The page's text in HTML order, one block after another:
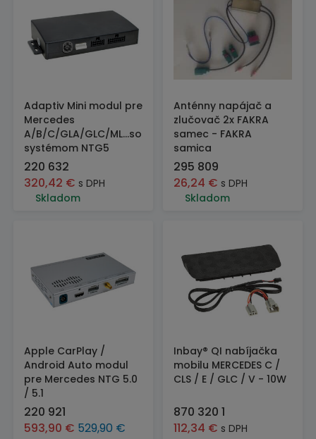
Adaptiv Mini modul pre
Mercedes
A/B/C/GLA/GLC/ML...so
systémom NTG5
220 632
320,42 € s DPH
Skladom
Anténny napájač a
zlučovač 2x FAKRA
samec - FAKRA
samica
295 809
26,24 € s DPH
Skladom
Apple CarPlay /
Android Auto modul
pre Mercedes NTG 5.0
/ 5.1
220 921
593,90 € 529,90 €
Inbay® QI nabíjačka
mobilu MERCEDES C /
CLS / E / GLC / V - 10W
870 320 1
112,34 € s DPH